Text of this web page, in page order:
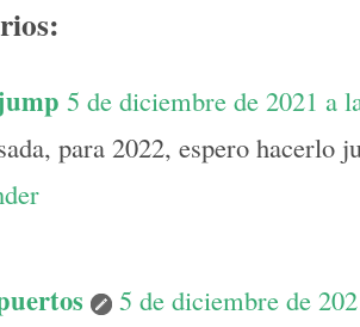
5 de diciembre de 2021 a
para 2022, espero hacerlo
5 de diciembre de